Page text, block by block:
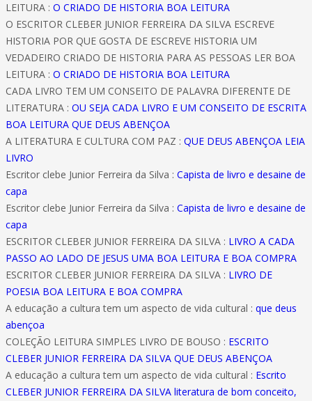
LEITURA : O CRIADO DE HISTORIA BOA LEITURA
O ESCRITOR CLEBER JUNIOR FERREIRA DA SILVA ESCREVE
HISTORIA POR QUE GOSTA DE ESCREVE HISTORIA UM
VEDADEIRO CRIADO DE HISTORIA PARA AS PESSOAS LER BOA
LEITURA : O CRIADO DE HISTORIA BOA LEITURA
CADA LIVRO TEM UM CONSEITO DE PALAVRA DIFERENTE DE
LITERATURA : OU SEJA CADA LIVRO E UM CONSEITO DE ESCRITA
BOA LEITURA QUE DEUS ABENÇOA
A LITERATURA E CULTURA COM PAZ : QUE DEUS ABENÇOA LEIA
LIVRO
Escritor clebe Junior Ferreira da Silva : Capista de livro e desaine de
capa
Escritor clebe Junior Ferreira da Silva : Capista de livro e desaine de
capa
ESCRITOR CLEBER JUNIOR FERREIRA DA SILVA : LIVRO A CADA
PASSO AO LADO DE JESUS UMA BOA LEITURA E BOA COMPRA
ESCRITOR CLEBER JUNIOR FERREIRA DA SILVA : LIVRO DE
POESIA BOA LEITURA E BOA COMPRA
A educação a cultura tem um aspecto de vida cultural : que deus
abençoa
COLEÇÃO LEITURA SIMPLES LIVRO DE BOUSO : ESCRITO
CLEBER JUNIOR FERREIRA DA SILVA QUE DEUS ABENÇOA
A educação a cultura tem um aspecto de vida cultural : Escrito
CLEBER JUNIOR FERREIRA DA SILVA literatura de bom conceito,